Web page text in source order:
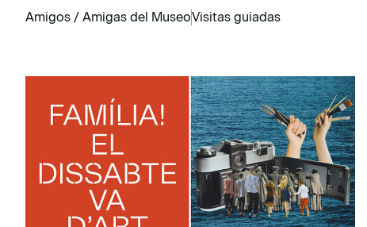
Amigos / Amigas del MuseoVisitas guiadas